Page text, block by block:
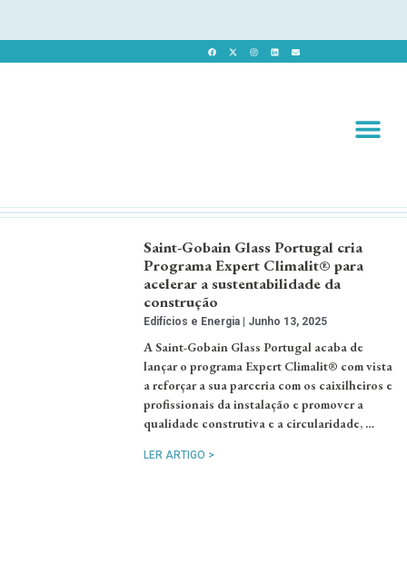
Saint-Gobain Glass Portugal cria
Programa Expert Climalit® para
acelerar a sustentabilidade da
construção
Edifícios e Energia Junho 13, 2025
A Saint-Gobain Glass Portugal acaba de
lançar o programa Expert Climalit® com vista
a reforçar a sua parceria com os caixilheiros e
profissionais da instalação e promover a
qualidade construtiva e a circularidade, …
LER ARTIGO >